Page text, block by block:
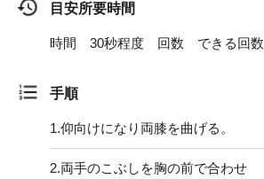
目安所要時間
時間 30秒程度 回数 できる回数
手順
1.仰向けになり両膝を曲げる。
2.両手のこぶしを胸の前で合わせ